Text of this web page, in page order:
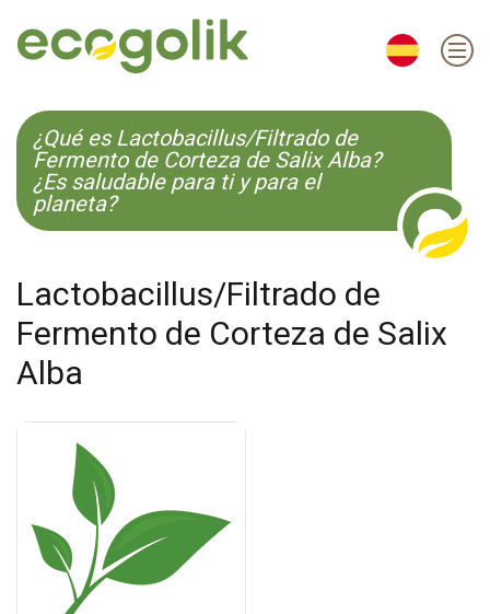
EN ES CS KO
¿Qué es Lactobacillus/Filtrado de
Fermento de Corteza de Salix Alba?
¿Es saludable para ti y para el
planeta?
Lactobacillus/Filtrado de
Fermento de Corteza de Salix
Alba